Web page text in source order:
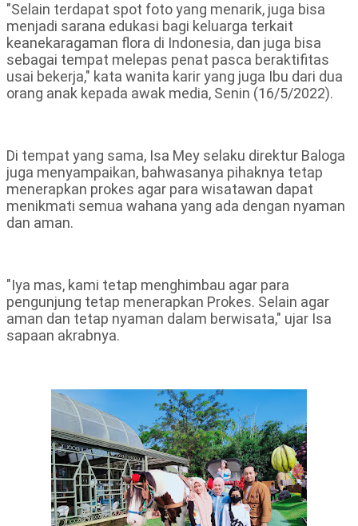
"Selain terdapat spot foto yang menarik, juga bisa
menjadi sarana edukasi bagi keluarga terkait
keanekaragaman flora di Indonesia, dan juga bisa
sebagai tempat melepas penat pasca beraktifitas
usai bekerja," kata wanita karir yang juga Ibu dari dua
orang anak kepada awak media, Senin (16/5/2022).
Di tempat yang sama, Isa Mey selaku direktur Baloga
juga menyampaikan, bahwasanya pihaknya tetap
menerapkan prokes agar para wisatawan dapat
menikmati semua wahana yang ada dengan nyaman
dan aman.
"Iya mas, kami tetap menghimbau agar para
pengunjung tetap menerapkan Prokes. Selain agar
aman dan tetap nyaman dalam berwisata," ujar Isa
sapaan akrabnya.